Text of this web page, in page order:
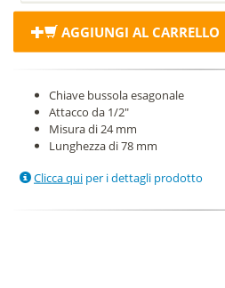
AGGIUNGI AL CARRELLO
Chiave bussola esagonale
Attacco da 1/2"
Misura di 24 mm
Lunghezza di 78 mm
Clicca qui per i dettagli prodotto